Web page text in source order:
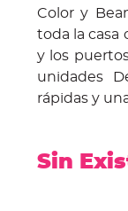
Color y
toda la casa
y los
unidades
rápidas y
Sin